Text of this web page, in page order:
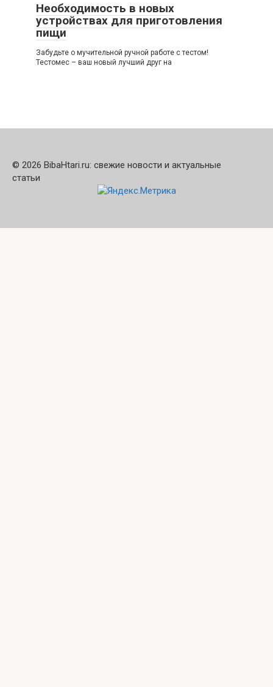
Необходимость в новых
устройствах для приготовления
пищи
Забудьте о мучительной ручной работе с тестом!
Тестомес – ваш новый лучший друг на
© 2026 BibaHtari.ru: свежие новости и актуальные
статьи